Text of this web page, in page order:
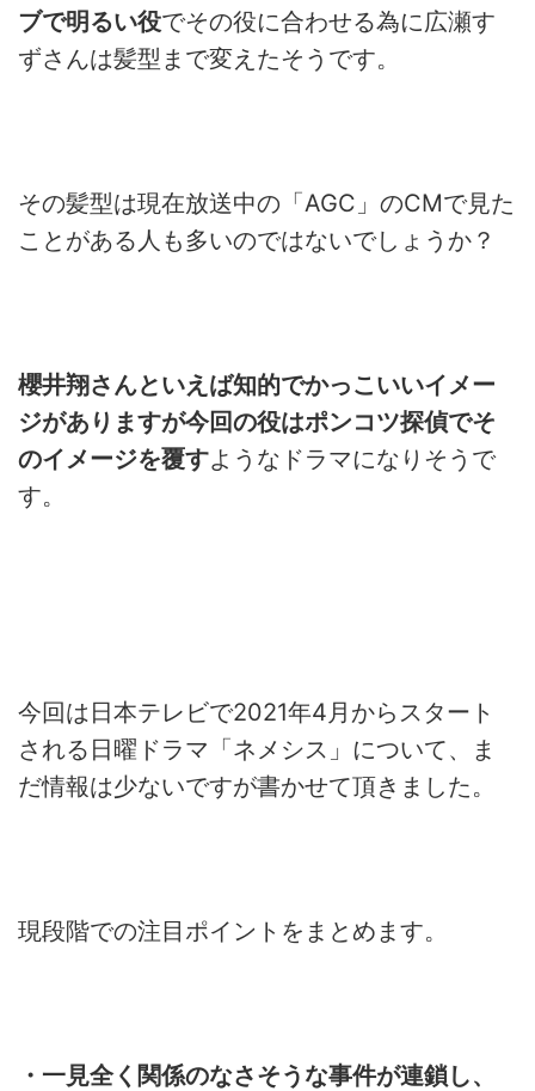
ブで明るい役でその役に合わせる為に広瀬す
ずさんは髪型まで変えたそうです。
その髪型は現在放送中の「AGC」のCMで見た
ことがある人も多いのではないでしょうか？
櫻井翔さんといえば知的でかっこいいイメー
ジがありますが今回の役はポンコツ探偵でそ
のイメージを覆すようなドラマになりそうで
す。
今回は日本テレビで2021年4月からスタート
される日曜ドラマ「ネメシス」について、ま
だ情報は少ないですが書かせて頂きました。
現段階での注目ポイントをまとめます。
・一見全く関係のなさそうな事件が連鎖し、